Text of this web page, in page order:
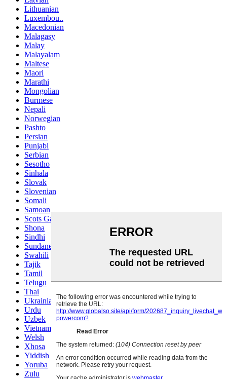
Lithuanian
Luxembou..
Macedonian
Malagasy
Malay
Malayalam
Maltese
Maori
Marathi
Mongolian
Burmese
Nepali
Norwegian
Pashto
Persian
Punjabi
Serbian
Sesotho
Sinhala
Slovak
Slovenian
Somali
Samoan
Scots Gaelic
Shona
Sindhi
Sundanese
Swahili
Tajik
Tamil
Telugu
Thai
Ukrainian
Urdu
Uzbek
Vietnamese
Welsh
Xhosa
Yiddish
Yoruba
Zulu